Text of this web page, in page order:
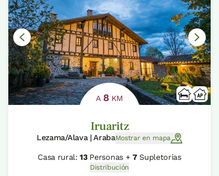
A 8 KM
Iruaritz
Lezama/Alava | ArabaMostrar en mapa
Casa rural:13Personas + 7Supletorias
Distribución